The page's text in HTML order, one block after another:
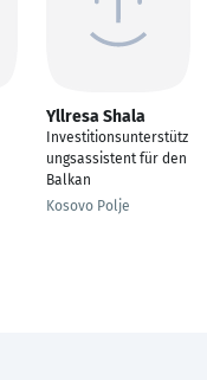
Yllresa Shala
Investitionsunterstütz
ungsassistent für den
Balkan
Kosovo Polje